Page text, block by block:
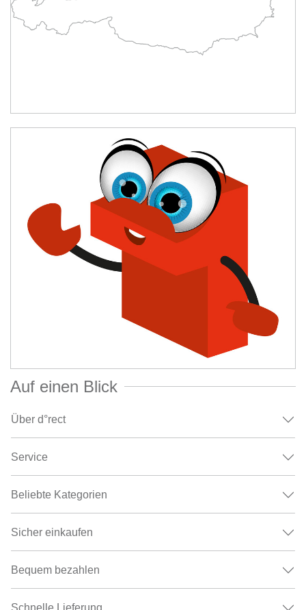
Auf einen Blick
Über d°rect
Service
Beliebte Kategorien
Sicher einkaufen
Bequem bezahlen